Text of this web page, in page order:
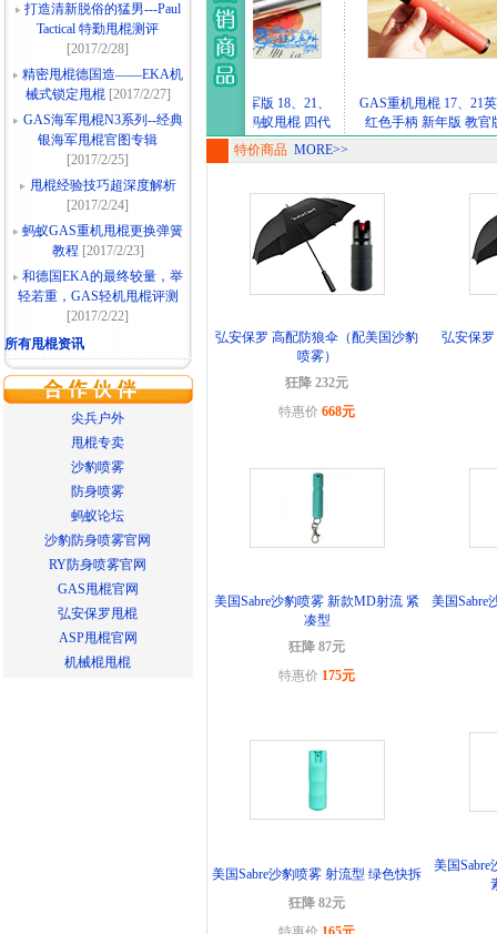
打造清新脱俗的猛男---Paul
Tactical 特勤甩棍测评
[2017/2/28]
精密甩棍德国造——EKA机
械式锁定甩棍 [2017/2/27]
GAS海军甩棍N3系列--经典
银海军甩棍官图专辑
[2017/2/25]
甩棍经验技巧超深度解析
[2017/2/24]
蚂蚁GAS重机甩棍更换弹簧
教程 [2017/2/23]
和德国EKA的最终较量，举
轻若重，GAS轻机甩棍评测
[2017/2/22]
所有甩棍资讯
尖兵户外
甩棍专卖
沙豹喷雾
防身喷雾
蚂蚁论坛
沙豹防身喷雾官网
RY防身喷雾官网
GAS甩棍官网
弘安保罗甩棍
ASP甩棍官网
机械棍甩棍
重机 蚂蚁重机甩棍
21英寸 机械甩棍
GAS甩棍 海军版 18、21、
23、26英寸 蚂蚁甩棍 四代
GAS重机甩棍 17、21英寸
红色手柄 新年版 教官版
特价商品 MORE>>
弘安保罗 高配防狼伞（配美国沙豹
喷雾）
狂降 232元
特惠价668元
弘安保
美国Sabre沙豹喷雾 新款MD射流 紧
凑型
狂降 87元
特惠价 175元
美国Sabre
美国Sabre沙豹喷雾 射流型 绿色快拆
狂降 82元
美国